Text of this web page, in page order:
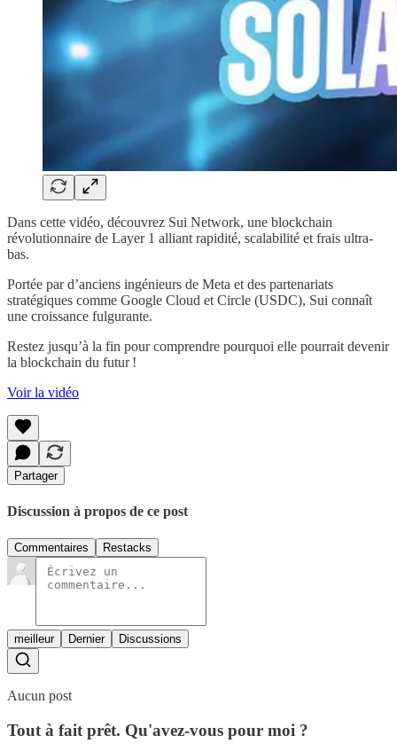
Dans cette vidéo, découvrez Sui Network, une blockchain
révolutionnaire de Layer 1 alliant rapidité, scalabilité et frais ultra-
bas.
Portée par d’anciens ingénieurs de Meta et des partenariats
stratégiques comme Google Cloud et Circle (USDC), Sui connaît
une croissance fulgurante.
Restez jusqu’à la fin pour comprendre pourquoi elle pourrait devenir
la blockchain du futur !
Voir la vidéo
Partager
Discussion à propos de ce post
Commentaires Restacks
meilleur Dernier Discussions
Aucun post
Tout à fait prêt. Qu'avez-vous pour moi ?